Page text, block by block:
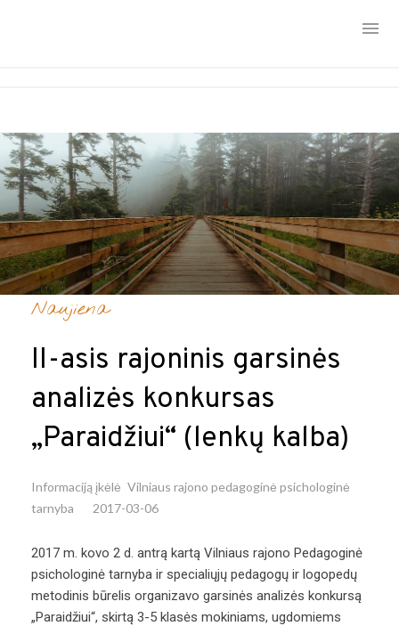
Naujiena
II-asis rajoninis garsinės
analizės konkursas
„Paraidžiui“ (lenkų kalba)
Informaciją įkėlė Vilniaus rajono pedagoginė psichologinė
tarnyba
2017-03-06
2017 m. kovo 2 d. antrą kartą Vilniaus rajono Pedagoginė
psichologinė tarnyba ir specialiųjų pedagogų ir logopedų
metodinis būrelis organizavo garsinės analizės konkursą
„Paraidžiui“, skirtą 3-5 klasės mokiniams, ugdomiems